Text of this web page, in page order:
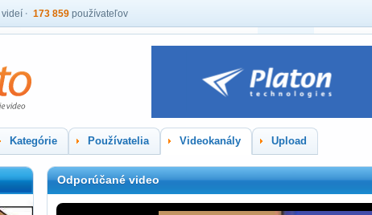
videí 173 859 používateľov
Kategórie Používatelia Videokanály Upload
Odporúčané video